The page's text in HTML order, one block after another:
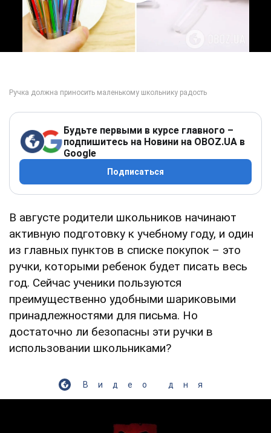
Будьте первыми в курсе главного –
подпишитесь на Новини на OBOZ.UA в
Google
Подписаться
В августе родители школьников начинают
активную подготовку к учебному году, и один
из главных пунктов в списке покупок – это
ручки, которыми ребенок будет писать весь
год. Сейчас ученики пользуются
преимущественно удобными шариковыми
принадлежностями для письма. Но
достаточно ли безопасны эти ручки в
использовании школьниками?
Видео дня